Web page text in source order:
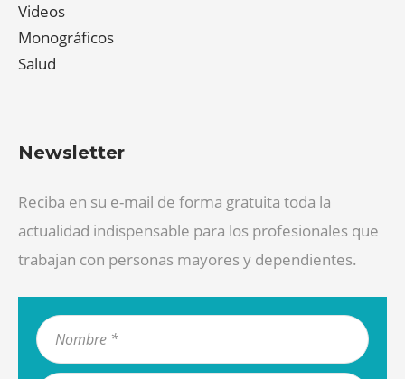
Videos
Monográficos
Salud
Newsletter
Reciba en su e-mail de forma gratuita toda la
actualidad indispensable para los profesionales que
trabajan con personas mayores y dependientes.